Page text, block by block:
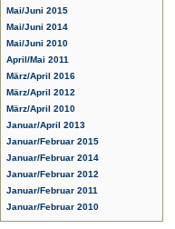
Mai/Juni 2015
Mai/Juni 2014
Mai/Juni 2010
April/Mai 2011
März/April 2016
März/April 2012
März/April 2010
Januar/April 2013
Januar/Februar 2015
Januar/Februar 2014
Januar/Februar 2012
Januar/Februar 2011
Januar/Februar 2010